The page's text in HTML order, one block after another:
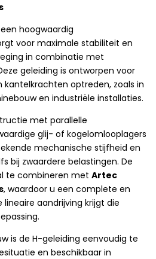
hoogwaardig
voor maximale stabiliteit en
in combinatie met
geleiding is ontworpen voor
kantelkrachten optreden, zoals in
en industriële installaties.
met parallelle
glij- of kogelomlooplagers
mechanische stijfheid en
bij zwaardere belastingen. De
te combineren metArtec
, waardoor u een complete en
aandrijving krijgt die
is de H-geleiding eenvoudig te
en beschikbaar in